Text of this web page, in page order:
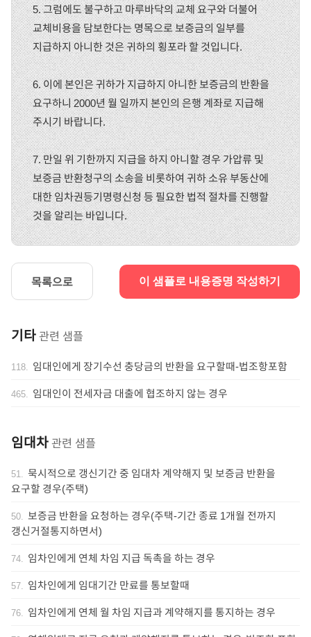
5. 그럼에도 불구하고 마루바닥의 교체 요구와 더불어
교체비용을 담보한다는 명목으로 보증금의 일부를
지급하지 아니한 것은 귀하의 횡포라 할 것입니다.
6. 이에 본인은 귀하가 지급하지 아니한 보증금의 반환을
요구하니 2000년 월 일까지 본인의 은행 계좌로 지급해
주시기 바랍니다.
7. 만일 위 기한까지 지급을 하지 아니할 경우 가압류 및
보증금 반환청구의 소송을 비롯하여 귀하 소유 부동산에
대한 임차권등기명령신청 등 필요한 법적 절차를 진행할
것을 알리는 바입니다.
목록으로 이 샘플로 내용증명 작성하기
기타 관련 샘플
118. 임대인에게 장기수선 충당금의 반환을 요구할때-법조항포함
465. 임대인이 전세자금 대출에 협조하지 않는 경우
임대차 관련 샘플
51. 묵시적으로 갱신기간 중 임대차 계약해지 및 보증금 반환을
요구할 경우(주택)
50. 보증금 반환을 요청하는 경우(주택-기간 종료 1개월 전까지
갱신거절통지하면서)
74. 임차인에게 연체 차임 지급 독촉을 하는 경우
57. 임차인에게 임대기간 만료를 통보할때
76. 임차인에게 연체 월 차임 지급과 계약해지를 통지하는 경우